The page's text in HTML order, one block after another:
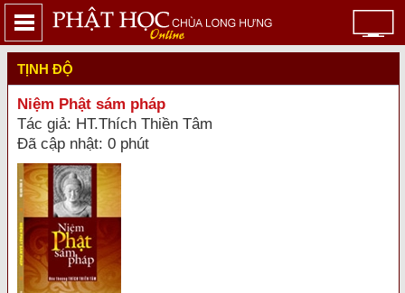
TỊNH ĐỘ
Niệm Phật sám pháp
Tác giả: HT.Thích Thiền Tâm
Đã cập nhật: 0 phút